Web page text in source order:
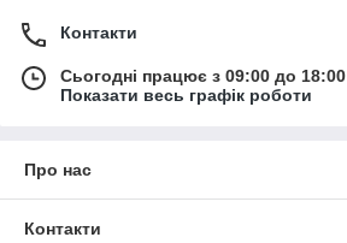
Контакти
Сьогодні працює з 09:00 до 18:00
Показати весь графік роботи
Про нас
Контакти